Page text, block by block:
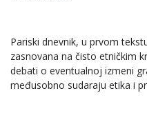
Pariski dnevnik, u prvom
zasnovana na čisto etničkim
debati o eventualnoj izmeni
međusobno sudaraju etika i